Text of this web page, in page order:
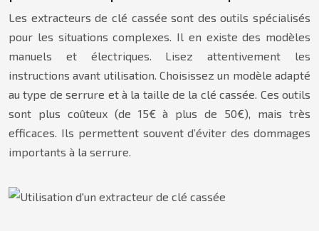
Les extracteurs de clé cassée sont des outils spécialisés
pour les situations complexes. Il en existe des modèles
manuels et électriques. Lisez attentivement les
instructions avant utilisation. Choisissez un modèle adapté
au type de serrure et à la taille de la clé cassée. Ces outils
sont plus coûteux (de 15€ à plus de 50€), mais très
efficaces. Ils permettent souvent d’éviter des dommages
importants à la serrure.